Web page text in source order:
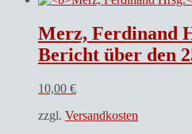
Merz, Ferdinand
Bericht über den
10,00 €
zzgl. Versandkosten